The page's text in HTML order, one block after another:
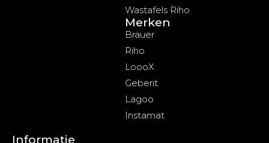
Wastafels Riho
Merken
Brauer
Riho
LoooX
Geberit
Lagoo
Instamat
Informatie